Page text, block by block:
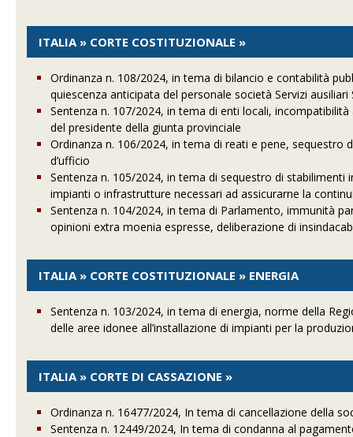
ITALIA » CORTE COSTITUZIONALE »
Ordinanza n. 108/2024, in tema di bilancio e contabilità
quiescenza anticipata del personale società Servizi ausiliari
Sentenza n. 107/2024, in tema di enti locali,
del presidente della giunta provinciale
Ordinanza n. 106/2024, in tema di reati e pene, sequestro
d’ufficio
Sentenza n. 105/2024, in tema di sequestro di
impianti o infrastrutture necessari ad assicurarne la
Sentenza n. 104/2024, in tema di Parlamento, immunità
opinioni extra moenia espresse, deliberazione di
ITALIA » CORTE COSTITUZIONALE » ENERGIA
Sentenza n. 103/2024, in tema di energia, norme della
delle aree idonee all’installazione di impianti per la
ITALIA » CORTE DI CASSAZIONE »
Ordinanza n. 16477/2024, In tema di cancellazione della
Sentenza n. 12449/2024, In tema di condanna al